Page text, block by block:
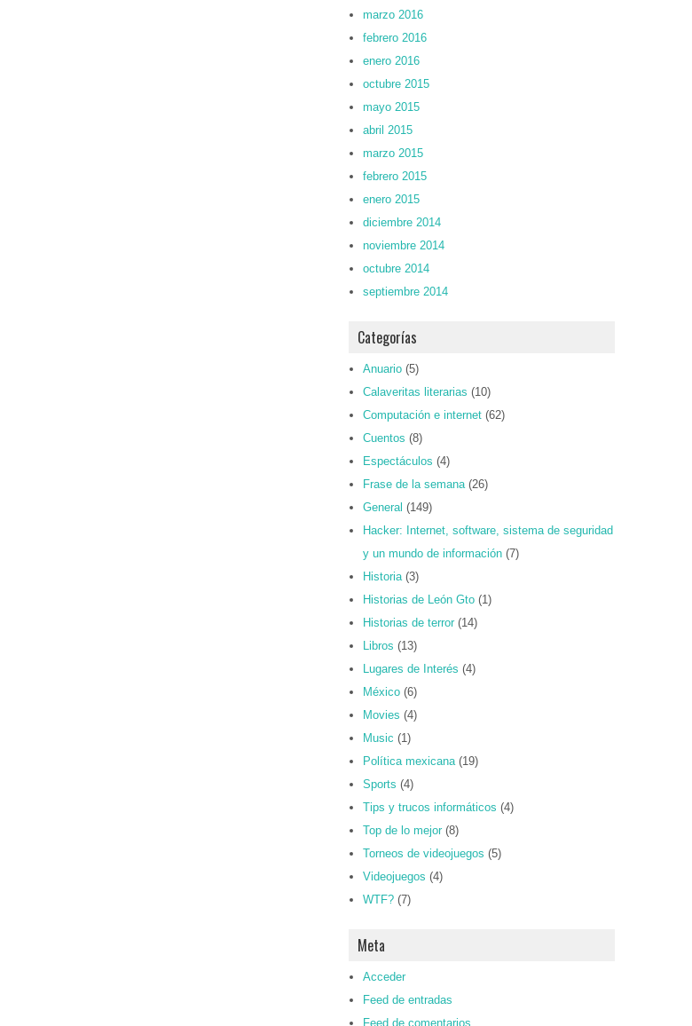
marzo 2016
febrero 2016
enero 2016
octubre 2015
mayo 2015
abril 2015
marzo 2015
febrero 2015
enero 2015
diciembre 2014
noviembre 2014
octubre 2014
septiembre 2014
Categorías
Anuario (5)
Calaveritas literarias (10)
Computación e internet (62)
Cuentos (8)
Espectáculos (4)
Frase de la semana(26)
General (149)
Hacker: Internet, software, sistema de seguridad
y un mundo de información (7)
Historia(3)
Historias de León Gto (1)
Historias de terror (14)
Libros (13)
Lugares de Interés (4)
México (6)
Movies (4)
Music (1)
Política mexicana(19)
Sports (4)
Tips y trucos informáticos (4)
Top de lo mejor (8)
Torneos de videojuegos (5)
Videojuegos (4)
WTF? (7)
Meta
Acceder
Feed de entradas
Feed de comentarios